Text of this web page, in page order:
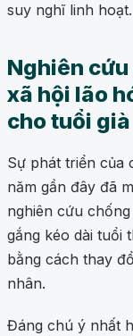
suy nghĩ linh hoạt.
Nghiên
xã hội lão
cho tuổi
Sự phát triển của
năm gần đây đã
nghiên cứu
gắng kéo dài tuổi
bằng cách thay
nhân.
Đáng chú ý nhất